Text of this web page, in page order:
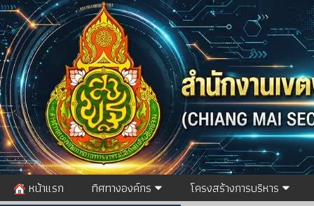
หน้าแรก ทิศทางองค์กร โครงสร้างการบริหาร